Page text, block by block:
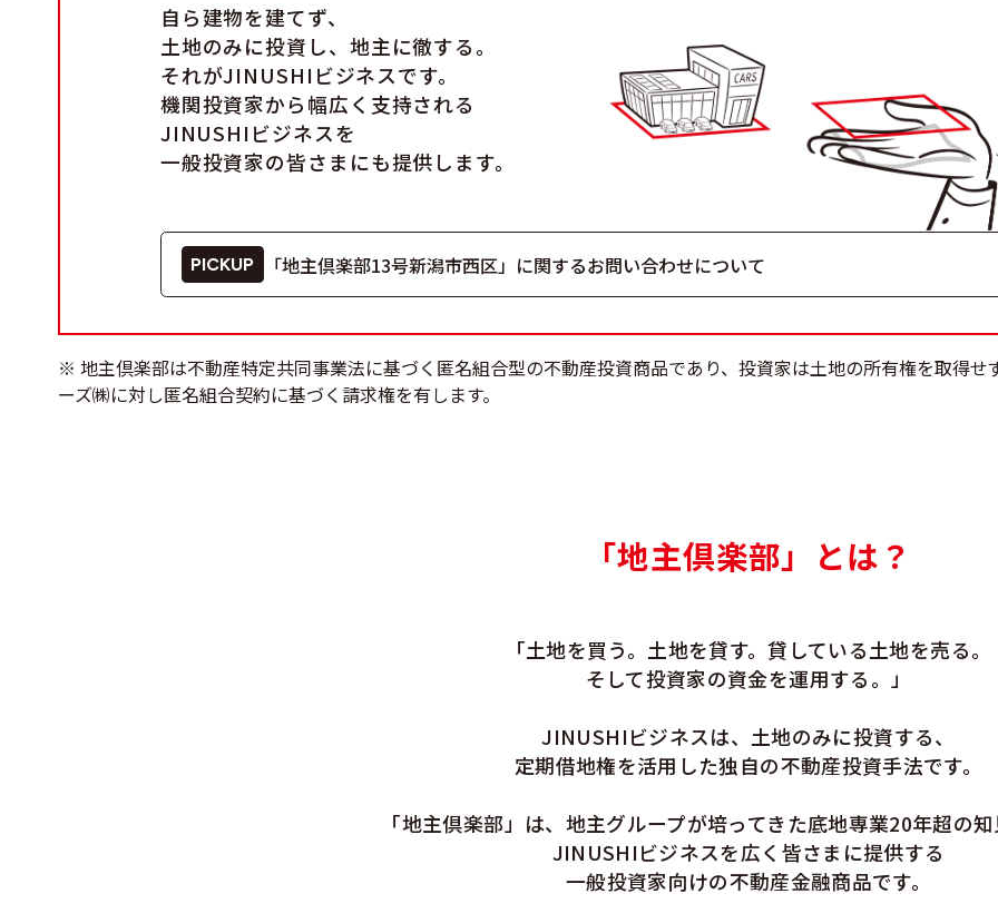
自ら建物を建てず、
土地のみに投資し、地主に徹する。
それがJINUSHIビジネスです。
機関投資家から幅広く支持される
JINUSHIビジネスを
一般投資家の皆さまにも提供します。
PICKUP 「地主倶楽部13号新潟市西区」に関するお問い合わせについて
※ 地主倶楽部は不動産特定共同事業法に基づく匿名組合型の不動産投資商品であり、投資家は土地の所有権を取得
ーズ㈱に対し匿名組合契約に基づく請求権を有します。
「地主倶楽部」とは？
「土地を買う。土地を貸す。貸している土地を売る。
そして投資家の資金を運用する。」
JINUSHIビジネスは、土地のみに投資する、
定期借地権を活用した独自の不動産投資手法です。
「地主倶楽部」は、地主グループが培ってきた底地専業20年超の知
JINUSHIビジネスを広く皆さまに提供する
一般投資家向けの不動産金融商品です。